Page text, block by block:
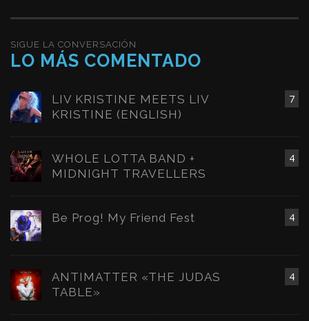
SIGUE LA CONVERSACIÓN
LO MÁS COMENTADO
7
LIV KRISTINE MEETS LIV
KRISTINE (ENGLISH)
4
WHOLE LOTTA BAND +
MIDNIGHT TRAVELLERS
4
Be Prog! My Friend Fest
4
ANTIMATTER «THE JUDAS
TABLE»